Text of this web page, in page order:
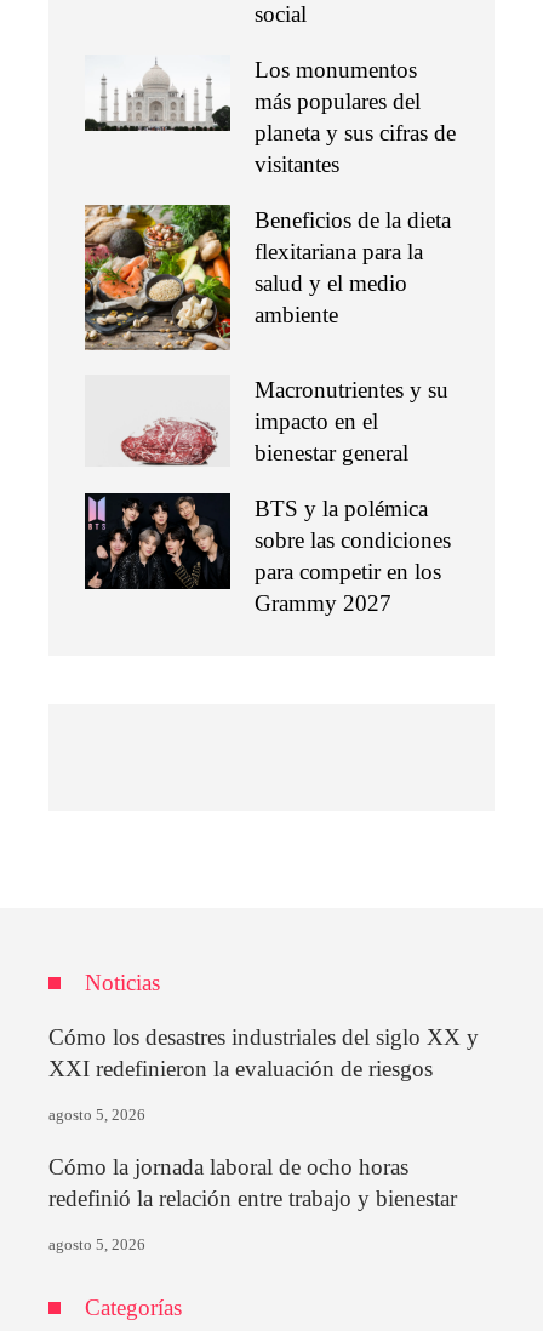
social
Los monumentos
más populares del
planeta y sus cifras de
visitantes
Beneficios de la dieta
flexitariana para la
salud y el medio
ambiente
Macronutrientes y su
impacto en el
bienestar general
BTS y la polémica
sobre las condiciones
para competir en los
Grammy 2027
Noticias
Cómo los desastres industriales del siglo XX y
XXI redefinieron la evaluación de riesgos
agosto 5, 2026
Cómo la jornada laboral de ocho horas
redefinió la relación entre trabajo y bienestar
agosto 5, 2026
Categorías